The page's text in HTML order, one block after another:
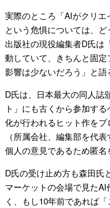
実際のところ「AIがクリエ
という危惧については、
出版社の現役編集者D氏は
動していて、きちんと固定
影響は少ないだろう」と語
D氏は、日本最大の同人誌
ト」にも古くから参加す
化が行われるヒット作を
（所属会社、編集部を代
個人の意見であるため匿名
D氏の受け止め方も森田氏
マーケットの会場で見た
く、もし10年前であれば